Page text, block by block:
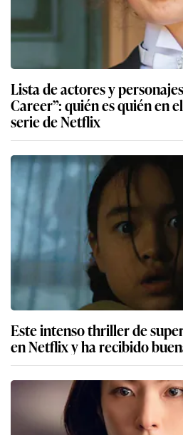
Lista de actores y
Career”: quién es quién en
serie de Netflix
Este intenso thriller de
en Netflix y ha recibido